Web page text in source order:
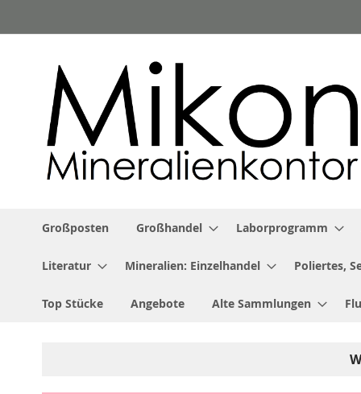
Inhalt
Großposten Großhandel Laborprogramm
Literatur Mineralien: Einzelhandel Poliertes,
Top Stücke Angebote Alte Sammlungen